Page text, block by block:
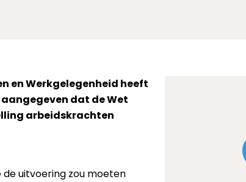
en Werkgelegenheid heeft
aangegeven dat de Wet
arbeidskrachten
uitvoering zou moeten